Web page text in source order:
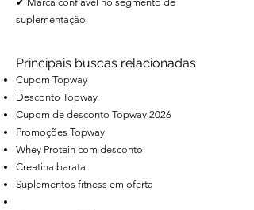
suplementação
Principais buscas relacionadas
Cupom Topway
Desconto Topway
Cupom de desconto Topway 2026
Promoções Topway
Whey Protein com desconto
Creatina barata
Suplementos fitness em oferta